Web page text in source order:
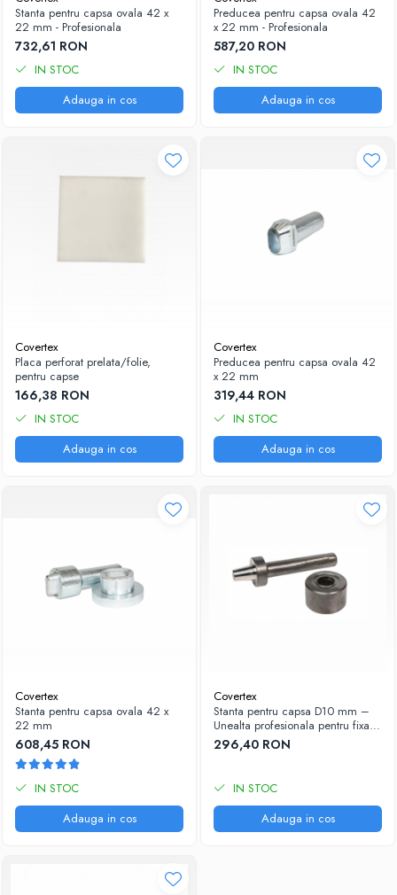
Stanta pentru capsa ovala 42 x
22 mm - Profesionala
732,61 RON
IN STOC
Adauga in cos
Preducea pentru capsa ovala 42
x 22 mm - Profesionala
587,20 RON
IN STOC
Adauga in cos
Covertex
Placa perforat prelata/folie,
pentru capse
166,38 RON
IN STOC
Adauga in cos
Covertex
Preducea pentru capsa ovala 42
x 22 mm
319,44 RON
IN STOC
Adauga in cos
Covertex
Stanta pentru capsa ovala 42 x
22 mm
608,45 RON
IN STOC
Adauga in cos
Covertex
Stanta pentru capsa D10 mm –
Unealta profesionala pentru fixare
precisa
296,40 RON
IN STOC
Adauga in cos